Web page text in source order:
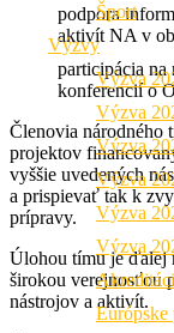
Šport
Výzvy
Výzva
Výzva
Výzva
Výzva
Výzva
Výzva
Európske
podpora
aktivít NA v
participácia na
konferencií o
Členovia národného
projektov
vyššie uvedených
a prispievať tak k
prípravy.
Úlohou tímu je
širokou verejnosťou
nástrojov a aktivít.